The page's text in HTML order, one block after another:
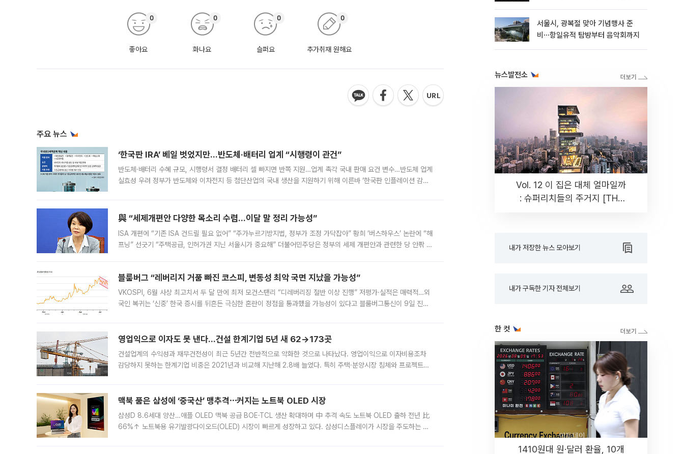
좋아요
0
화나요
0
슬퍼요
0
추가취재 원해요
0
주요 뉴스
‘한국판 IRA’ 베일 벗었지만…반도체·배터리 업계 “시행령이 관건”
반도체·배터리 수혜 규모, 시행령서 결정 배터리 셀 빠지면 반쪽 지원…업계 촉각 국내 판매 요건 변수…반도체 업계
실효성 우려 정부가 반도체와 이차전지 등 첨단산업의 국내 생산을 지원하기 위해 이른바 ‘한국판 인플레이션 감축
與 “세제개편안 다양한 목소리 수렴…이달 말 정리 가능성”
ISA 개편에 “기존 ISA 건드릴 필요 없어” “주가누르기방지법, 정부가 조정 가닥잡아” 황희 ‘버스하우스’ 논란에 “해
프닝” 선긋기 “주택공급, 인허가권 지닌 서울시가 중요해” 더불어민주당은 정부의 세제 개편안과 관련한 당 안팎 의
블룸버그 “레버리지 거품 빠진 코스피, 변동성 최악 국면 지났을 가능성”
VKOSPI, 6월 사상 최고치서 두 달 만에 최저 모건스탠리 “디레버리징 절반 이상 진행” 저평가·실적은 매력적…외
국인 복귀는 ‘신중’ 한국 증시를 뒤흔든 극심한 혼란이 정점을 통과했을 가능성이 있다고 블룸버그통신이 9일 진단
영업익으로 이자도 못 낸다…건설 한계기업 5년 새 62→173곳
건설업계의 수익성과 재무건전성이 최근 5년간 전반적으로 악화한 것으로 나타났다. 영업이익으로 이자비용조차
감당하지 못하는 한계기업 비중은 2021년과 비교해 지난해 2.8배 늘었다. 특히 주택·분양시장 침체와 프로젝트파
맥북 품은 삼성에 ‘중국산’ 맹추격⋯커지는 노트북 OLED 시장
삼성D 8.6세대 양산…애플 OLED 맥북 공급 BOE·TCL 생산 확대하며 中 추격 속도 노트북 OLED 출하 전년 比
66%↑ 노트북용 유기발광다이오드(OLED) 시장이 빠르게 성장하고 있다. 삼성디스플레이가 시장을 주도하는 가
서울시, 광복절 맞아 기념행사 준
비⋯항일유적 탐방부터 음악회까지
뉴스발전소
Vol. 12 이 집은 대체 얼마일까
: 슈퍼리치들의 주거지 [THE
내가 저장한 뉴스 모아보기
내가 구독한 기자 전체보기
한 컷
1410원대 원·달러 환율, 10개